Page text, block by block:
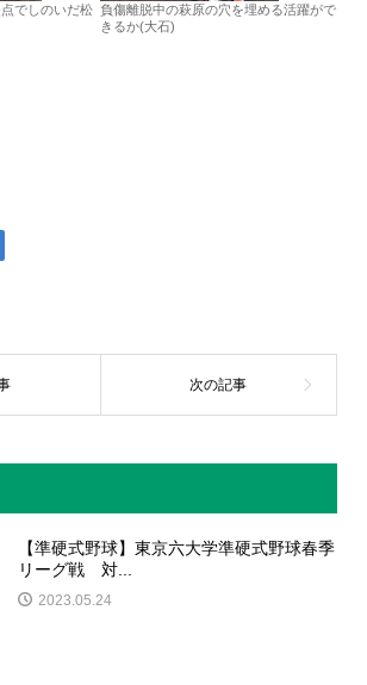
でしのいだ松 負傷離脱中の萩原の穴を埋める活躍がで
きるか(大石)
【準硬式野球】東京六大学準硬式野球春季
リーグ戦 対...
2023.05.24